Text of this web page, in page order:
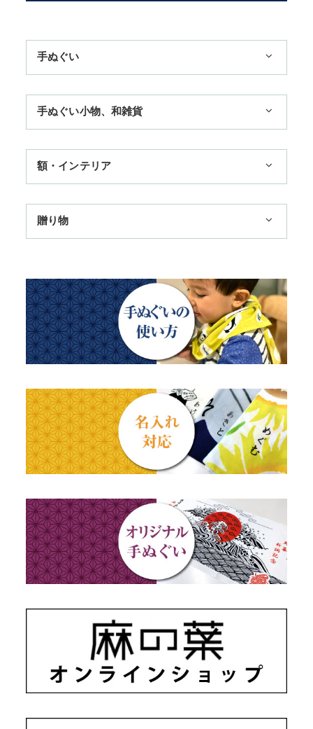
手ぬぐい
3,300円まで
11,000円まで
季節のおすすめ
浮世絵・名画名作・古典
干支・富士・招福・縁起物
動物・その他
江戸小紋・総柄・無地
藍染め・絞り染め
ギフトセット
手ぬぐい小物、和雑貨
扇子
トートバッグ
チーフ・風呂敷
ステーショナリー
額・インテリア
TokyoTokyo選定商品
タペストリー・掛軸・パネル額
のれん
贈り物
母の日ギフト
父の日ギフト
出産祝い
秋のギフト